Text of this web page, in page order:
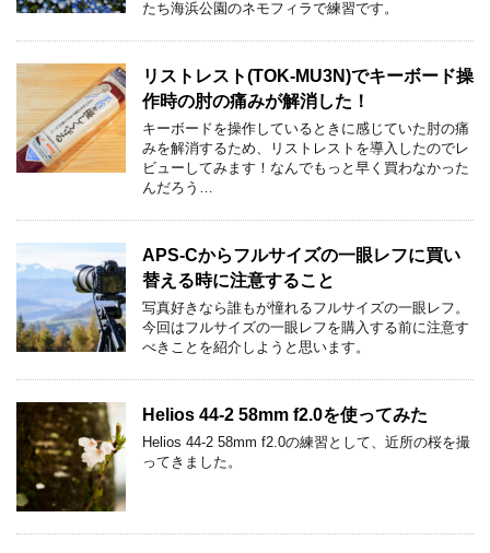
たち海浜公園のネモフィラで練習です。
リストレスト(TOK-MU3N)でキーボード操
作時の肘の痛みが解消した！
キーボードを操作しているときに感じていた肘の痛
みを解消するため、リストレストを導入したのでレ
ビューしてみます！なんでもっと早く買わなかった
んだろう…
APS-Cからフルサイズの一眼レフに買い
替える時に注意すること
写真好きなら誰もが憧れるフルサイズの一眼レフ。
今回はフルサイズの一眼レフを購入する前に注意す
べきことを紹介しようと思います。
Helios 44-2 58mm f2.0を使ってみた
Helios 44-2 58mm f2.0の練習として、近所の桜を撮
ってきました。